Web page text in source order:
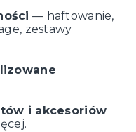
— haftowanie,
zestawy
i akcesoriów